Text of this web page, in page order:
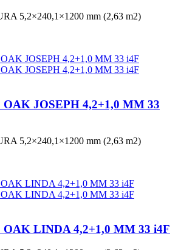
5,2×240,1×1200 mm (2,63 m2)
JOSEPH 4,2+1,0 MM 33
5,2×240,1×1200 mm (2,63 m2)
LINDA 4,2+1,0 MM 33 i4F